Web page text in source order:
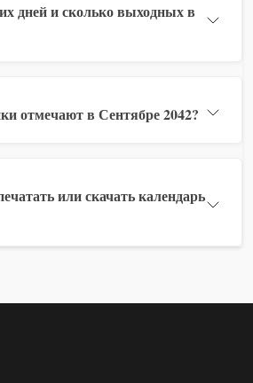
дней и сколько выходных в
отмечают в Сентябре 2042?
или скачать календарь